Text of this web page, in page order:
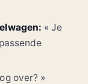
« Je
over? »